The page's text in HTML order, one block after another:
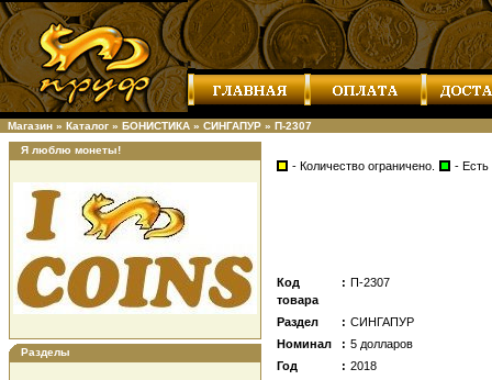
Магазин » Каталог » БОНИСТИКА » СИНГАПУР » П-2307
Я люблю монеты!
Разделы
- Количество ограничено. - Есть
Код
товара
: П-2307
Раздел : СИНГАПУР
Номинал
: 5 долларов
Год
: 2018